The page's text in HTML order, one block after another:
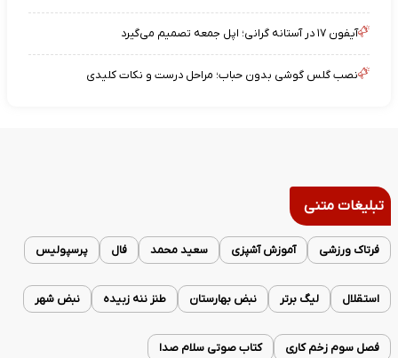
آیفون ۱۷ در آستانه گرانی؛ اپل جمعه تصمیم می‌گیرد
نصب گلس گوشی بدون حباب؛ مراحل درست و نکات کلیدی
تبلیغات متنی
فرتاک ورزشی آموزش آشپزی سعید محمد فال پرسپولیس
استقلال لیگ برتر نبض بهارستان طنز ننه زبیده نبض شهر
فصل سوم زخم کاری کتاب صوتی سلام صدا